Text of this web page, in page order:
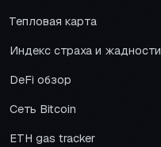
Тепловая карта
Индекс страха и жадности
DeFi обзор
Сеть Bitcoin
ETH gas tracker